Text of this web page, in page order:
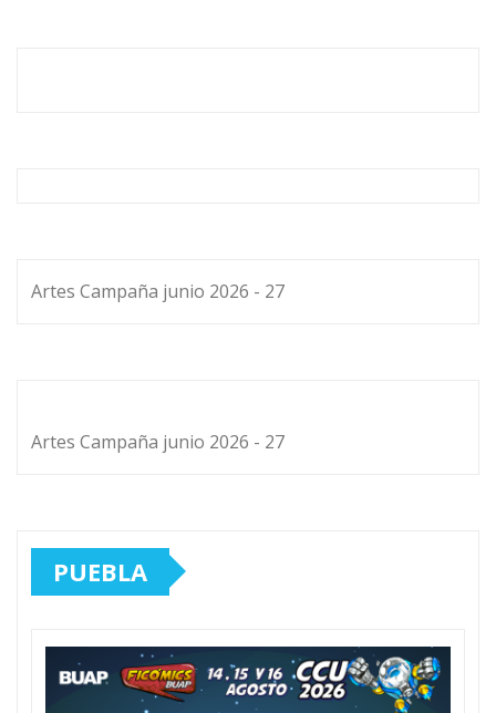
Artes Campaña junio 2026 - 27
Artes Campaña junio 2026 - 27
PUEBLA